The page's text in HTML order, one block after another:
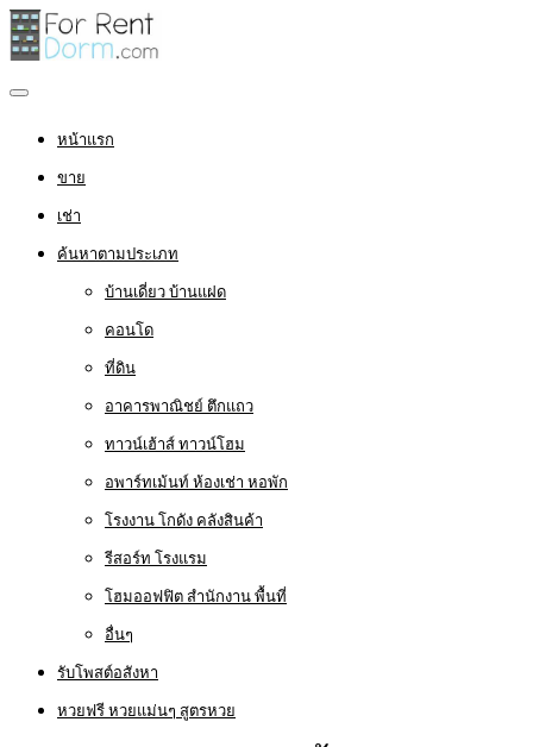
หน้าแรก
ขาย
เช่า
ค้นหาตามประเภท
บ้านเดี่ยว บ้านแฝด
คอนโด
ที่ดิน
อาคารพาณิชย์ ตึกแถว
ทาวน์เฮ้าส์ ทาวน์โฮม
อพาร์ทเม้นท์ ห้องเช่า หอพัก
โรงงาน โกดัง คลังสินค้า
รีสอร์ท โรงแรม
โฮมออฟฟิต สำนักงาน พื้นที่
อื่นๆ
รับโพสต์อสังหา
หวยฟรี หวยแม่นๆ สูตรหวย